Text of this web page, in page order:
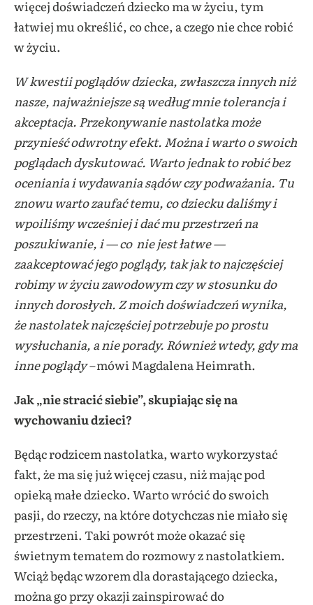
więcej doświadczeń dziecko ma w życiu, tym
łatwiej mu określić, co chce, a czego nie chce robić
w życiu.
W kwestii poglądów dziecka, zwłaszcza innych niż
nasze, najważniejsze są według mnie tolerancja i
akceptacja. Przekonywanie nastolatka może
przynieść odwrotny efekt. Można i warto o swoich
poglądach dyskutować. Warto jednak to robić bez
oceniania i wydawania sądów czy podważania. Tu
znowu warto zaufać temu, co dziecku daliśmy i
wpoiliśmy wcześniej i dać mu przestrzeń na
poszukiwanie, i — co nie jest łatwe —
zaakceptować jego poglądy, tak jak to najczęściej
robimy w życiu zawodowym czy w stosunku do
innych dorosłych. Z moich doświadczeń wynika,
że nastolatek najczęściej potrzebuje po prostu
wysłuchania, a nie porady. Również wtedy, gdy ma
inne poglądy –mówi Magdalena Heimrath.
Jak „nie stracić siebie”, skupiając się na
wychowaniu dzieci?
Będąc rodzicem nastolatka, warto wykorzystać
fakt, że ma się już więcej czasu, niż mając pod
opieką małe dziecko. Warto wrócić do swoich
pasji, do rzeczy, na które dotychczas nie miało się
przestrzeni. Taki powrót może okazać się
świetnym tematem do rozmowy z nastolatkiem.
Wciąż będąc wzorem dla dorastającego dziecka,
można go przy okazji zainspirować do